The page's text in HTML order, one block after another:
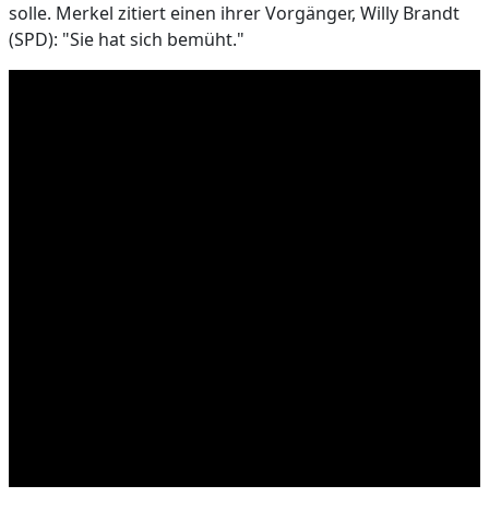
solle. Merkel zitiert einen ihrer Vorgänger, Willy Brandt
(SPD): "Sie hat sich bemüht."